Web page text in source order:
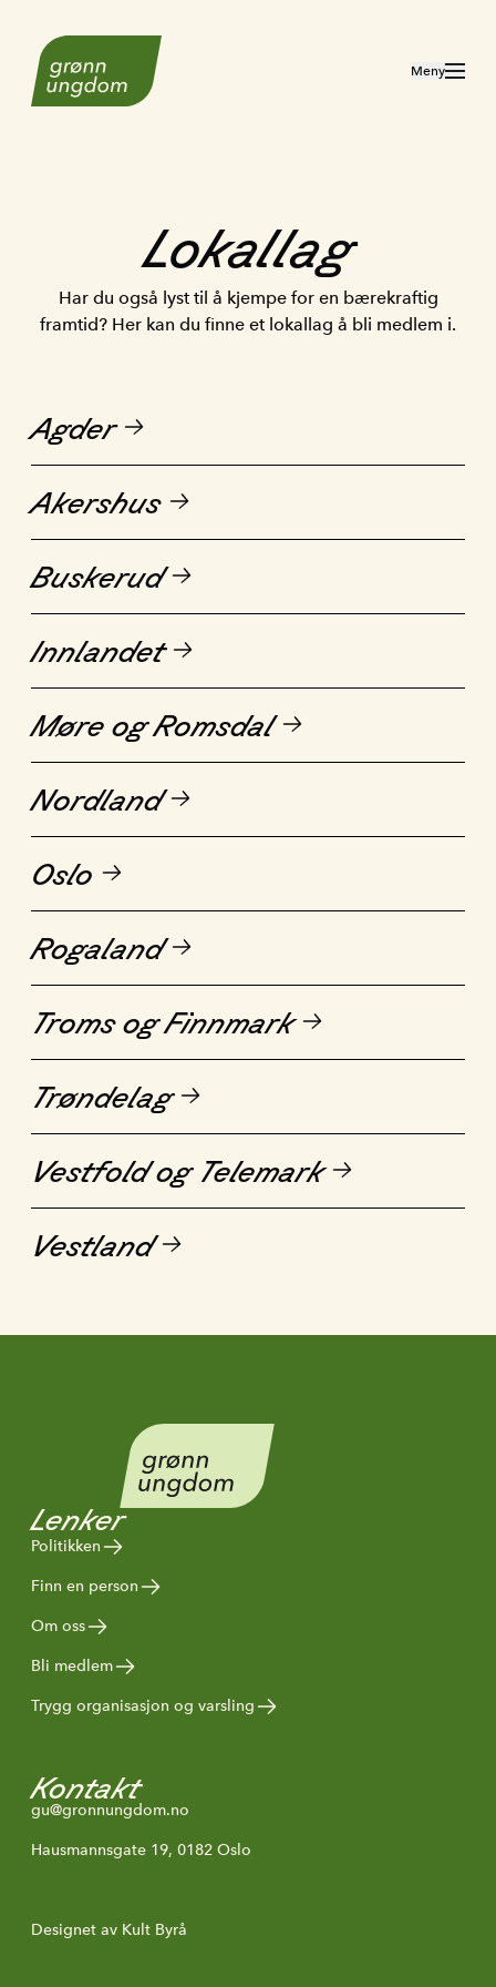
Til forsiden
Åpne meny
Meny
Lokallag
Har du også lyst til å kjempe for en bærekraftig
framtid? Her kan du finne et lokallag å bli medlem i.
Agder
Akershus
Buskerud
Innlandet
Møre og Romsdal
Nordland
Oslo
Rogaland
Troms og Finnmark
Trøndelag
Vestfold og Telemark
Vestland
Lenker
Politikken
Finn en person
Om oss
Bli medlem
Trygg organisasjon og varsling
Kontakt
gu@gronnungdom.no
Hausmannsgate 19, 0182 Oslo
Designet av Kult Byrå